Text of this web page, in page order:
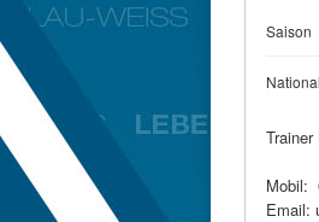
Saison
Trainer
Mobil:
Email: